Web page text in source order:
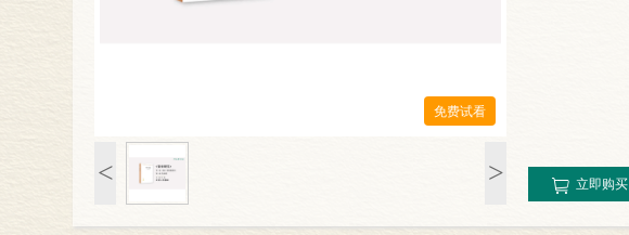
免费试看
< > 立即购买